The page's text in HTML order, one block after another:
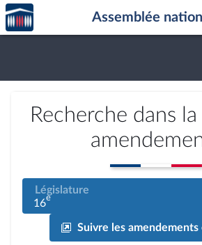
Aller au contenu
Aller en bas de la page
Accèder
à la
page
Assemblée
Recherche dans
Législature
16e
Suivre les amendements